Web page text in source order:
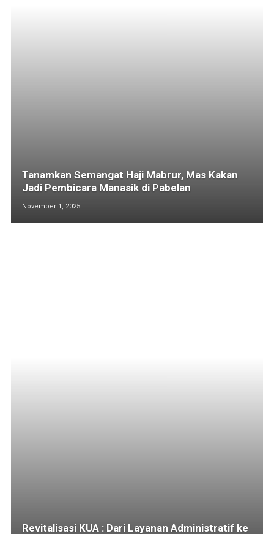
Tanamkan Semangat Haji Mabrur, Mas Kakan
Jadi Pembicara Manasik di Pabelan
November 1, 2025
Revitalisasi KUA : Dari Layanan Administratif ke